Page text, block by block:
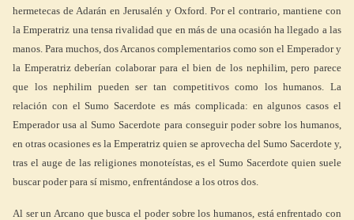
hermetecas de Adarán en Jerusalén y Oxford. Por el contrario, mantiene con
la Emperatriz una tensa rivalidad que en más de una ocasión ha llegado a las
manos. Para muchos, dos Arcanos complementarios como son el Emperador y
la Emperatriz deberían colaborar para el bien de los nephilim, pero parece
que los nephilim pueden ser tan competitivos como los humanos. La
relación con el Sumo Sacerdote es más complicada: en algunos casos el
Emperador usa al Sumo Sacerdote para conseguir poder sobre los humanos,
en otras ocasiones es la Emperatriz quien se aprovecha del Sumo Sacerdote y,
tras el auge de las religiones monoteístas, es el Sumo Sacerdote quien suele
buscar poder para sí mismo, enfrentándose a los otros dos.
Al ser un Arcano que busca el poder sobre los humanos, está enfrentado con